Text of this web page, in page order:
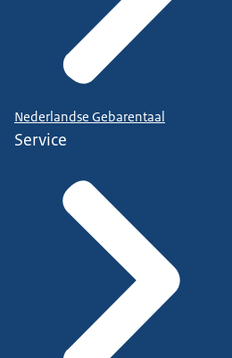
Nederlandse Gebarentaal
Service